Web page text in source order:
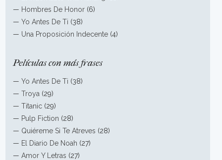
— Hombres De Honor (6)
—Yo Antes De Ti (38)
— Una Proposición Indecente (4)
Películas con más frases
—Yo Antes De Ti (38)
—Troya (29)
—Titanic (29)
— Pulp Fiction (28)
— Quiéreme Si Te Atreves (28)
— El Diario De Noah (27)
—Amor Y Letras (27)